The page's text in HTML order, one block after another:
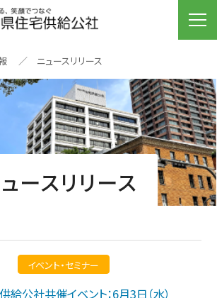
ニュースリリース
ースリリース
イベント・セミナー
公社共催イベント：6月3日（水）